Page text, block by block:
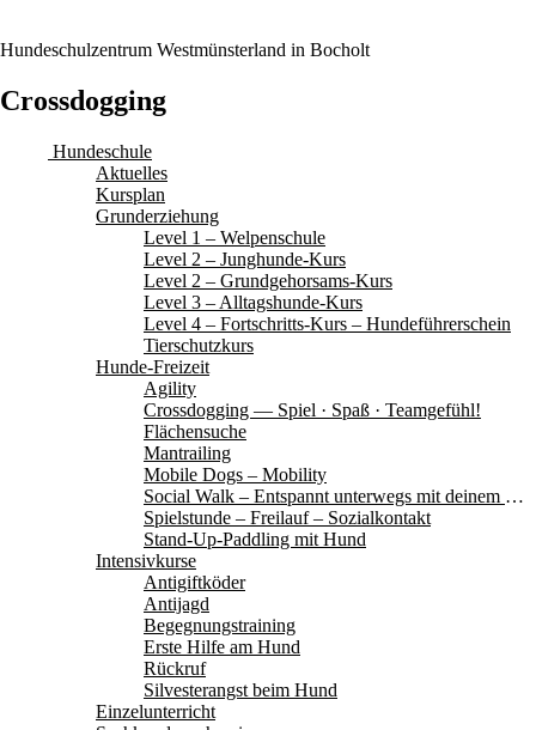
Hundeschulzentrum Westmünsterland in Bocholt
Crossdogging
Hundeschule
Aktuelles
Kursplan
Grunderziehung
Level 1 – Welpenschule
Level 2 – Junghunde-Kurs
Level 2 – Grundgehorsams-Kurs
Level 3 – Alltagshunde-Kurs
Level 4 – Fortschritts-Kurs – Hundeführerschein
Tierschutzkurs
Hunde-Freizeit
Agility
Crossdogging — Spiel · Spaß · Teamgefühl!
Flächensuche
Mantrailing
Mobile Dogs – Mobility
Social Walk – Entspannt unterwegs mit deinem Hund
Spielstunde – Freilauf – Sozialkontakt
Stand-Up-Paddling mit Hund
Intensivkurse
Antigiftköder
Antijagd
Begegnungstraining
Erste Hilfe am Hund
Rückruf
Silvesterangst beim Hund
Einzelunterricht